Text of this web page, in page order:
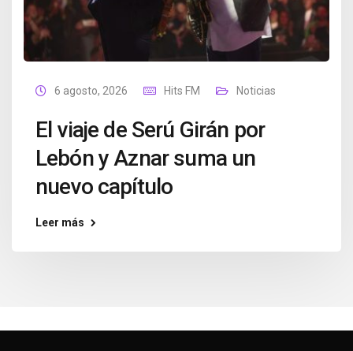
6 agosto, 2026 Hits FM Noticias
El viaje de Serú Girán por
Lebón y Aznar suma un
nuevo capítulo
Leer más